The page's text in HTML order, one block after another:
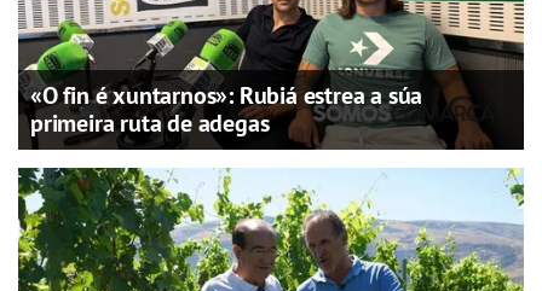
«O fin é xuntarnos»: Rubiá estrea a súa
primeira ruta de adegas